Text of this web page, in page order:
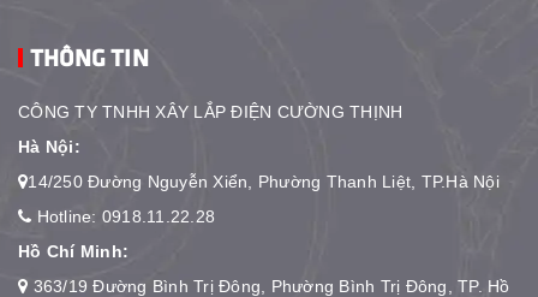
THÔNG TIN
CÔNG TY TNHH XÂY LẮP ĐIỆN CƯỜNG THỊNH
Hà Nội:
14/250 Đường Nguyễn Xiển, Phường Thanh Liệt, TP.Hà Nội
Hotline: 0918.11.22.28
Hồ Chí Minh:
363/19 Đường Bình Trị Đông, Phường Bình Trị Đông, TP. Hồ